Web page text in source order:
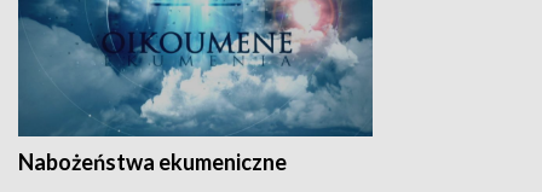
Nabożeństwa ekumeniczne